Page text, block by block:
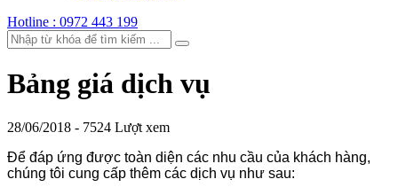
Hotline : 0972 443 199
Bảng giá dịch vụ
28/06/2018 - 7524 Lượt xem
Để đáp ứng được toàn diện các nhu cầu của khách hàng,
chúng tôi cung cấp thêm các dịch vụ như sau: